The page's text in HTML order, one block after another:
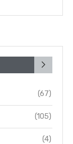
(67)
(105)
(4)